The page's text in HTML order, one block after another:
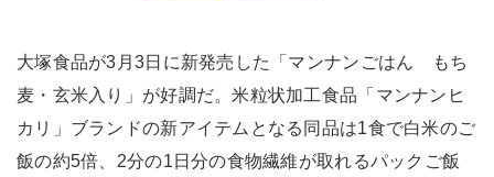
大塚食品が3月3日に新発売した「マンナンごはん もち
麦・玄米入り」が好調だ。米粒状加工食品「マンナンヒ
カリ」ブランドの新アイテムとなる同品は1食で白米のご
飯の約5倍、2分の1日分の食物繊維が取れるパックご飯